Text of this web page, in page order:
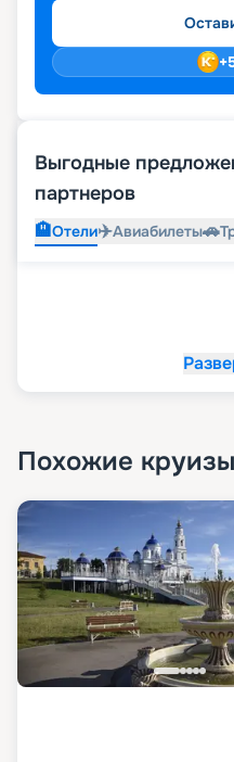
+
Выгодные
партнеров
🏨Отели✈️Авиабилеты🚗
Похожие круизы